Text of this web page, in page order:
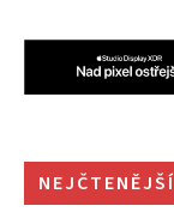
NEJČTENĚJŠÍ